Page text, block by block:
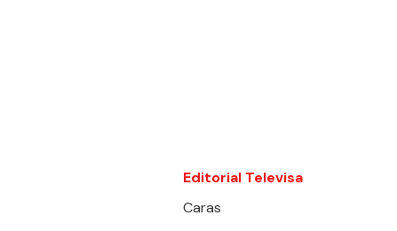
Editorial Televisa
Caras